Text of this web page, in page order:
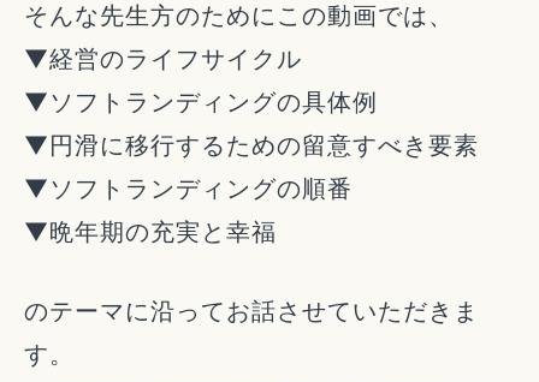
そんな先生方のためにこの動画では、
▼経営のライフサイクル
▼ソフトランディングの具体例
▼円滑に移行するための留意すべき要素
▼ソフトランディングの順番
▼晩年期の充実と幸福
のテーマに沿ってお話させていただきま
す。